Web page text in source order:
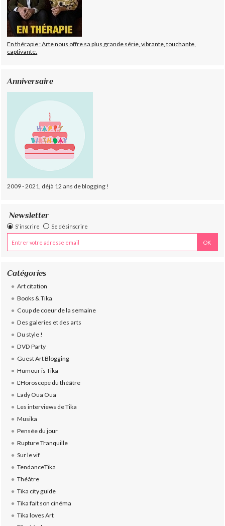
En thérapie : Arte nous offre sa plus grande série, vibrante, touchante,
captivante.
Anniversaire
2009 - 2021, déjà 12 ans de blogging !
Newsletter
S'inscrire Se désinscrire
Catégories
Art citation
Books & Tika
Coup de coeur de la semaine
Des galeries et des arts
Du style !
DVD Party
Guest Art Blogging
Humour is Tika
L'Horoscope du théâtre
Lady Oua Oua
Les interviews de Tika
Musika
Pensée du jour
Rupture Tranquille
Sur le vif
TendanceTika
Théâtre
Tika city guide
Tika fait son cinéma
Tika loves Art